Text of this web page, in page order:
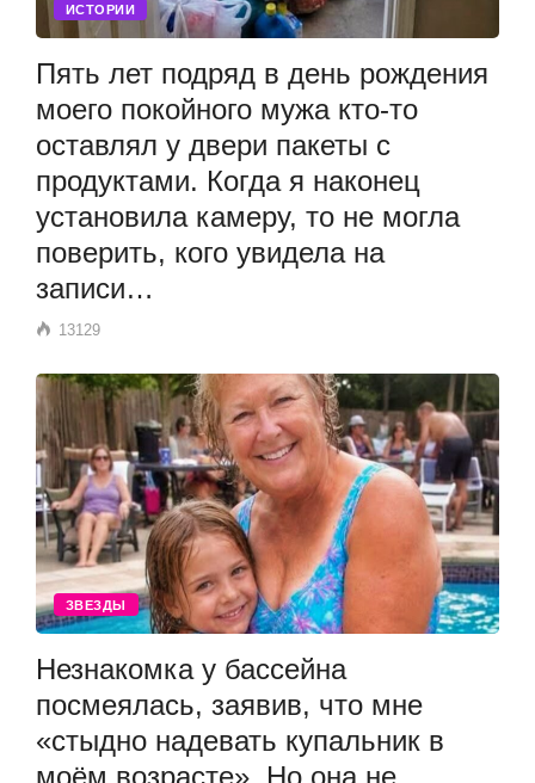
ИСТОРИИ
Пять лет подряд в день рождения
моего покойного мужа кто-то
оставлял у двери пакеты с
продуктами. Когда я наконец
установила камеру, то не могла
поверить, кого увидела на
записи…
13129
ЗВЕЗДЫ
Незнакомка у бассейна
посмеялась, заявив, что мне
«стыдно надевать купальник в
моём возрасте». Но она не